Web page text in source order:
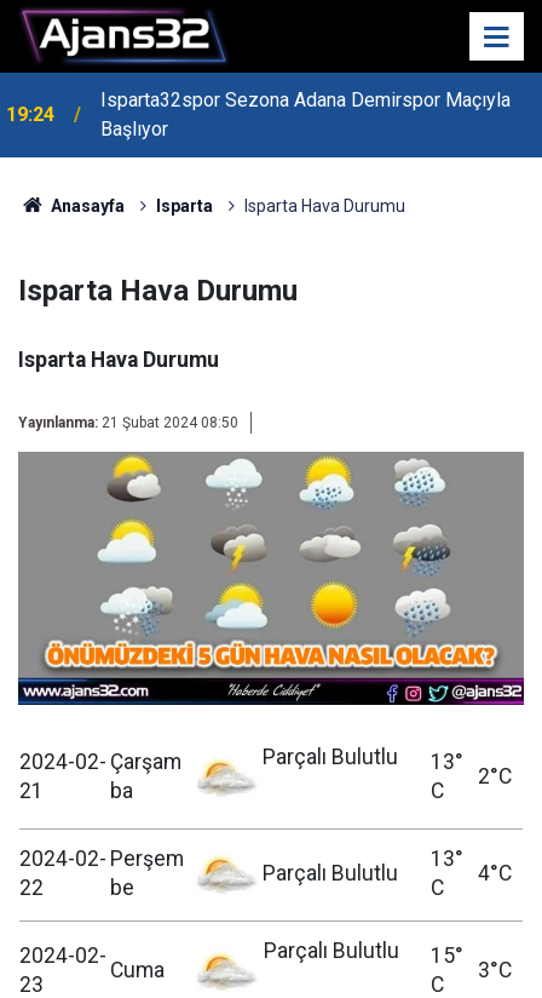
19:24
Isparta32spor Sezona Adana Demirspor Maçıyla
Başlıyor
Anasayfa Isparta Isparta Hava Durumu
Isparta Hava Durumu
Isparta Hava Durumu
Yayınlanma: 21 Şubat 2024 08:50
2024-02-
21
Çarşam
ba
Parçalı Bulutlu
13°
C
2°C
2024-02-
22
Perşem
be
Parçalı Bulutlu
13°
C
4°C
2024-02-
23
Cuma
Parçalı Bulutlu
15°
C
3°C